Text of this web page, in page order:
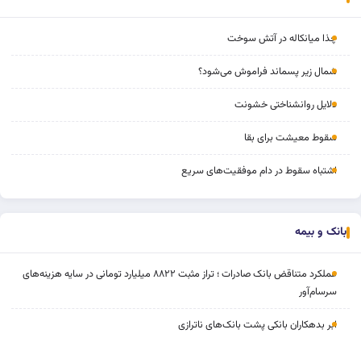
چذا میانکاله در آتش سوخت
شمال زیر پسماند فراموش می‌شود؟
دلایل روانشناختی خشونت
سقوط معیشت برای بقا
اشتباه سقوط در دام موفقیت‌های سریع
بانک و بیمه
عملکرد متناقض بانک صادرات ؛ تراز مثبت ۸۸۲۲ میلیارد تومانی در سایه هزینه‌های
سرسام‌آور
ابر بدهکاران بانکی پشت بانک‌های ناترازی